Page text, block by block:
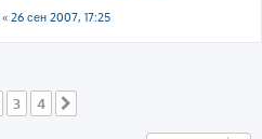
« 26 сен 2007, 17:25
3 4